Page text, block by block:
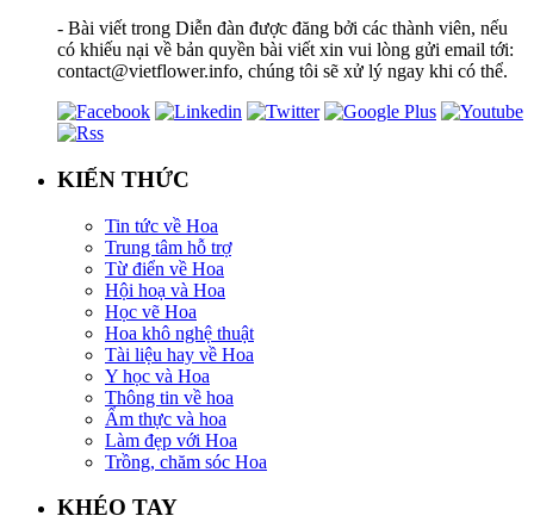
- Bài viết trong Diễn đàn được đăng bởi các thành viên, nếu
có khiếu nại về bản quyền bài viết xin vui lòng gửi email tới:
contact@vietflower.info, chúng tôi sẽ xử lý ngay khi có thể.
KIẾN THỨC
Tin tức về Hoa
Trung tâm hỗ trợ
Từ điển về Hoa
Hội hoạ và Hoa
Học vẽ Hoa
Hoa khô nghệ thuật
Tài liệu hay về Hoa
Y học và Hoa
Thông tin về hoa
Ẩm thực và hoa
Làm đẹp với Hoa
Trồng, chăm sóc Hoa
KHÉO TAY